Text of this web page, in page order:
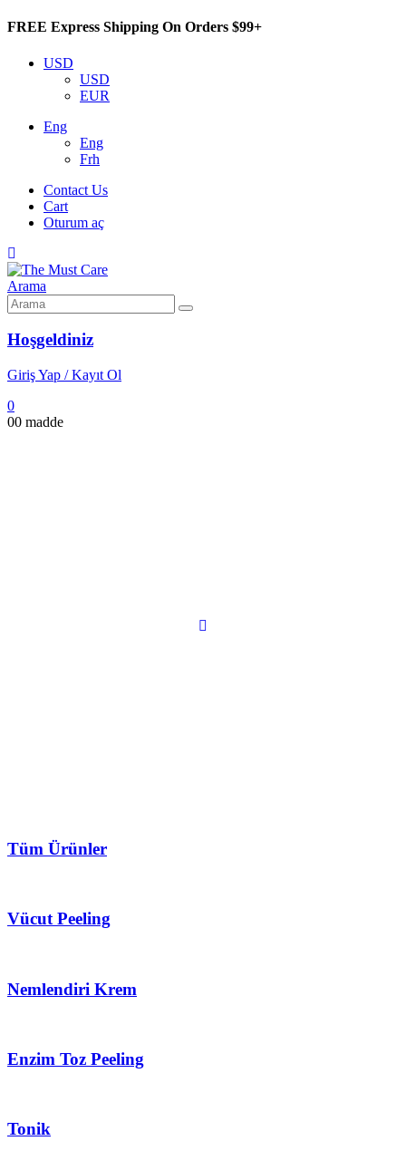
FREE Express Shipping On Orders $99+
USD
USD
EUR
Eng
Eng
Frh
Contact Us
Cart
Oturum aç
Arama
Hoşgeldiniz
Giriş Yap / Kayıt Ol
0
00 madde
Tüm Ürünler
Vücut Peeling
Nemlendiri Krem
Enzim Toz Peeling
Tonik